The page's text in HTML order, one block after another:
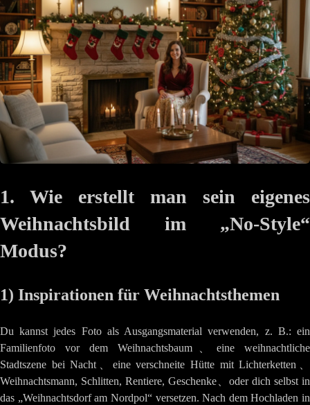
1. Wie erstellt man sein eigenes
Weihnachtsbild im „No-Style“
Modus?
1) Inspirationen für Weihnachtsthemen
Du kannst jedes Foto als Ausgangsmaterial verwenden, z. B.: ein
Familienfoto vor dem Weihnachtsbaum、eine weihnachtliche
Stadtszene bei Nacht、eine verschneite Hütte mit Lichterketten、
Weihnachtsmann, Schlitten, Rentiere, Geschenke、oder dich selbst in
das „Weihnachtsdorf am Nordpol“ versetzen. Nach dem Hochladen in